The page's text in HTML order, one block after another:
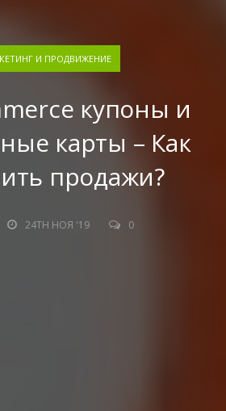
И ПРОДВИЖЕНИЕ
купоны и
карты – Как
продажи?
24TH НОЯ '19 0